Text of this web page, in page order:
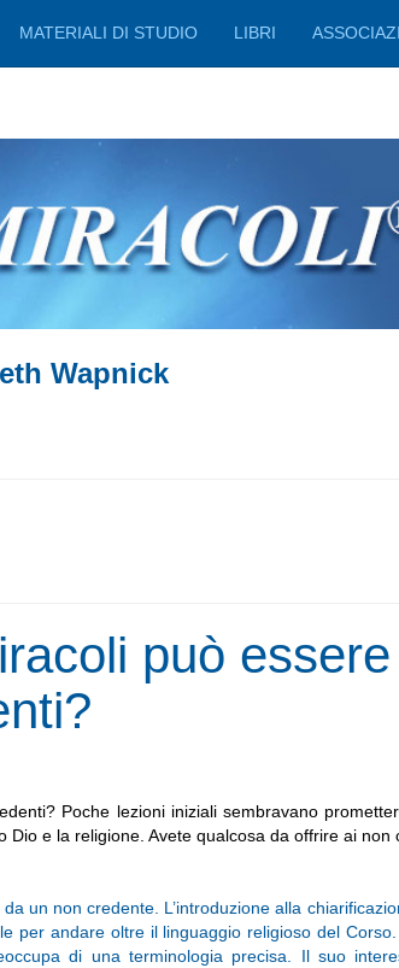
MATERIALI DI STUDIO LIBRI
Wapnick
può essere
Poche lezioni iniziali sembravano
e la religione. Avete qualcosa da offrire ai non
un non credente. L’introduzione alla
per andare oltre il linguaggio religioso del Corso.
di una terminologia precisa. Il suo